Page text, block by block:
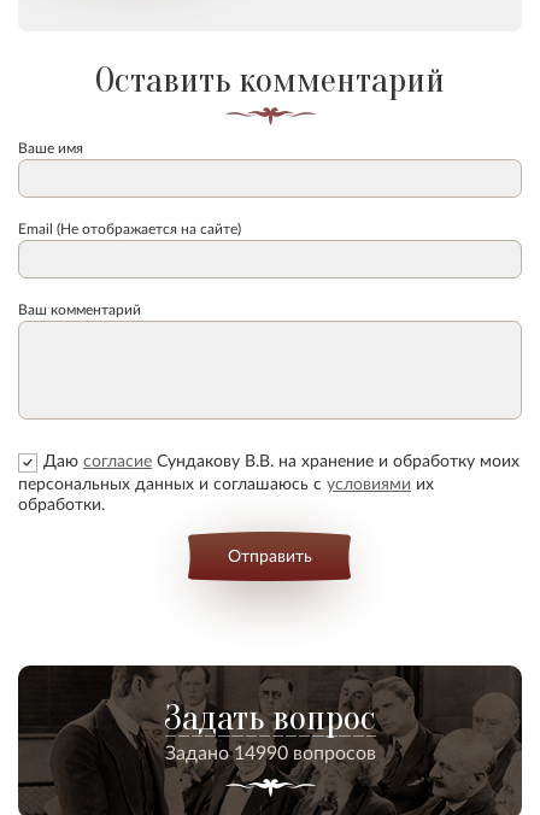
Оставить комментарий
Ваше имя
Email (Не отображается на сайте)
Ваш комментарий
Даю согласие Сундакову В.В. на хранение и обработку моих
персональных данных и соглашаюсь с условиями их
обработки.
Отправить
Задать вопрос
Задано 14990 вопросов